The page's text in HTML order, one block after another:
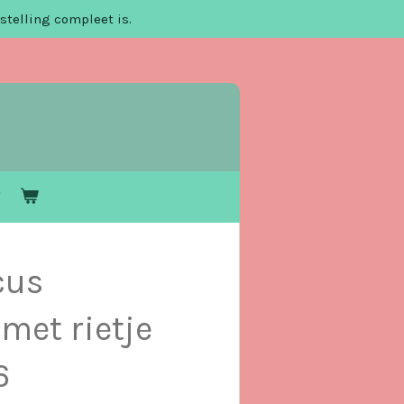
compleet is.
rietje